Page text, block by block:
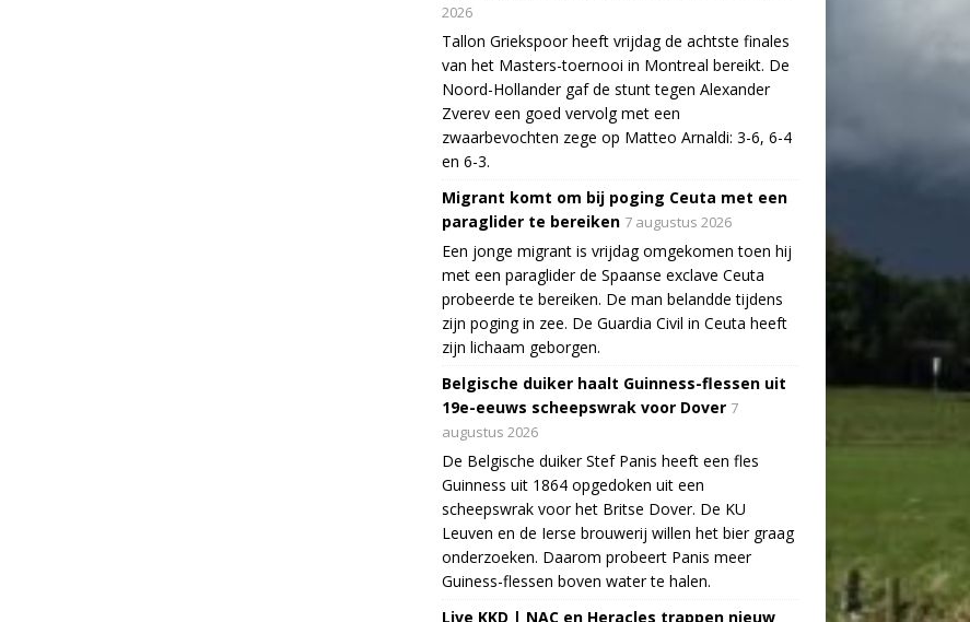
2026
Tallon Griekspoor heeft vrijdag de achtste finales
van het Masters-toernooi in Montreal bereikt. De
Noord-Hollander gaf de stunt tegen Alexander
Zverev een goed vervolg met een
zwaarbevochten zege op Matteo Arnaldi: 3-6, 6-4
en 6-3.
Migrant komt om bij poging Ceuta met een
paraglider te bereiken 7 augustus 2026
Een jonge migrant is vrijdag omgekomen toen hij
met een paraglider de Spaanse exclave Ceuta
probeerde te bereiken. De man belandde tijdens
zijn poging in zee. De Guardia Civil in Ceuta heeft
zijn lichaam geborgen.
Belgische duiker haalt Guinness-flessen uit
19e-eeuws scheepswrak voor Dover 7
augustus 2026
De Belgische duiker Stef Panis heeft een fles
Guinness uit 1864 opgedoken uit een
scheepswrak voor het Britse Dover. De KU
Leuven en de Ierse brouwerij willen het bier graag
onderzoeken. Daarom probeert Panis meer
Guiness-flessen boven water te halen.
Live KKD | NAC en Heracles trappen nieuw